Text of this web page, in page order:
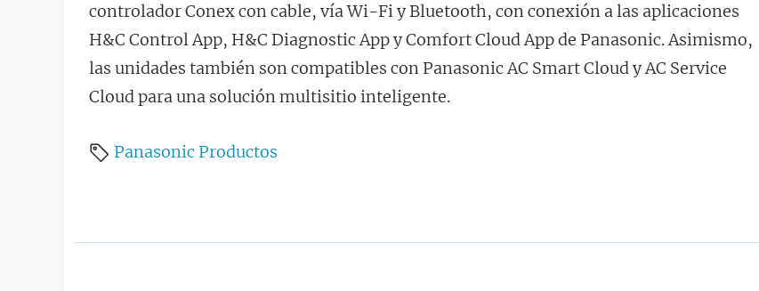
controlador Conex con cable, vía Wi-Fi y Bluetooth, con conexión a las aplicaciones
H&C Control App, H&C Diagnostic App y Comfort Cloud App de Panasonic. Asimismo,
las unidades también son compatibles con Panasonic AC Smart Cloud y AC Service
Cloud para una solución multisitio inteligente.
Panasonic Productos